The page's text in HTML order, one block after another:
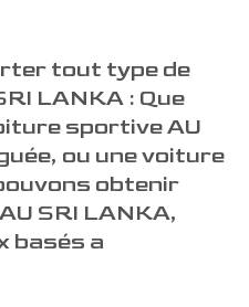
tout type de
LANKA : Que
sportive AU
ou une voiture
obtenir
SRI LANKA,
basés a